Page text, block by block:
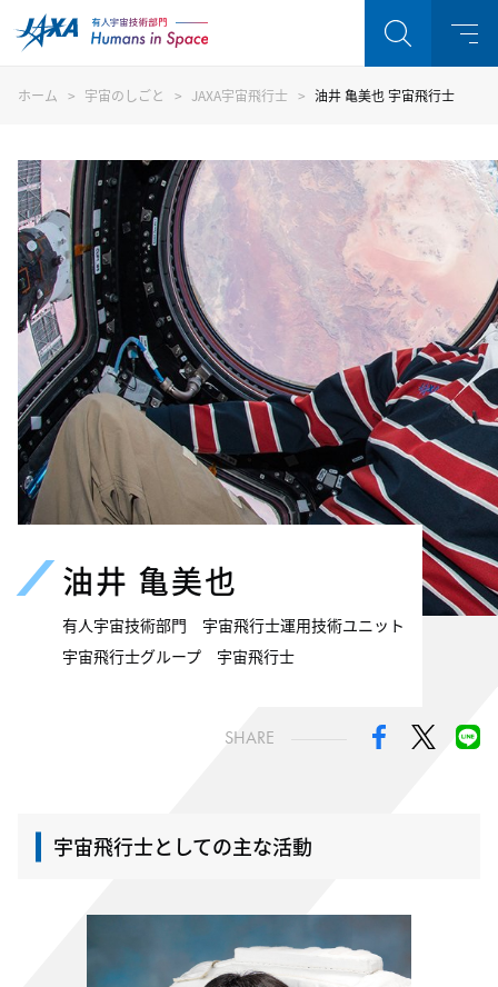
ホーム 宇宙のしごと JAXA宇宙飛行士 油井 亀美也 宇宙飛行士
油井 亀美也
有人宇宙技術部門 宇宙飛行士運用技術ユニット
宇宙飛行士グループ 宇宙飛行士
SHARE
宇宙飛行士としての主な活動